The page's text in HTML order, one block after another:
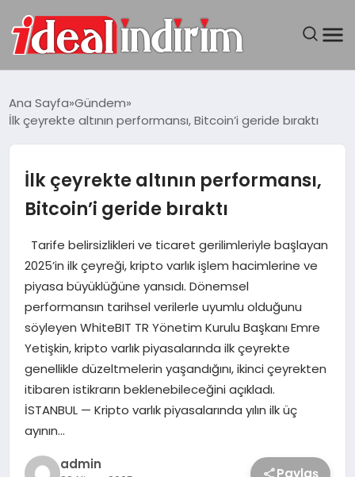
BILGISAYAR
DÜNYA
SEYAHAT
TEKNOLOJI
YAŞAM
Ana Sayfa Gündem
İlk çeyrekte altının performansı, Bitcoin’i geride bıraktı
İlk çeyrekte altının performansı,
Bitcoin’i geride bıraktı
Tarife belirsizlikleri ve ticaret gerilimleriyle başlayan
2025’in ilk çeyreği, kripto varlık işlem hacimlerine ve
piyasa büyüklüğüne yansıdı. Dönemsel
performansın tarihsel verilerle uyumlu olduğunu
söyleyen WhiteBIT TR Yönetim Kurulu Başkanı Emre
Yetişkin, kripto varlık piyasalarında ilk çeyrekte
genellikle düzeltmelerin yaşandığını, ikinci çeyrekten
itibaren istikrarın beklenebileceğini açıkladı.
İSTANBUL — Kripto varlık piyasalarında yılın ilk üç
ayının…
admin
Paylaş